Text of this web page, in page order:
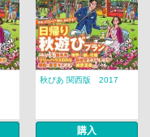
秋ぴあ 関西版 2017
購入